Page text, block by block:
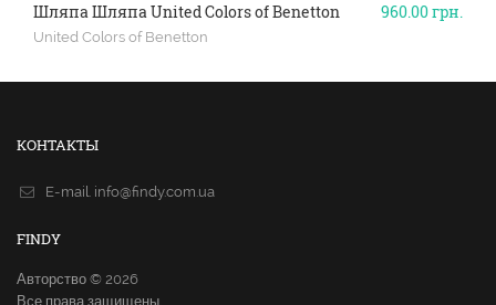
960.00грн.
Шляпа Шляпа United Colors of Benetton
United Colors of Benetton
КОНТАКТЫ
E-mail. info@findy.com.ua
FINDY
Авторство © 2026
Все права защищены.